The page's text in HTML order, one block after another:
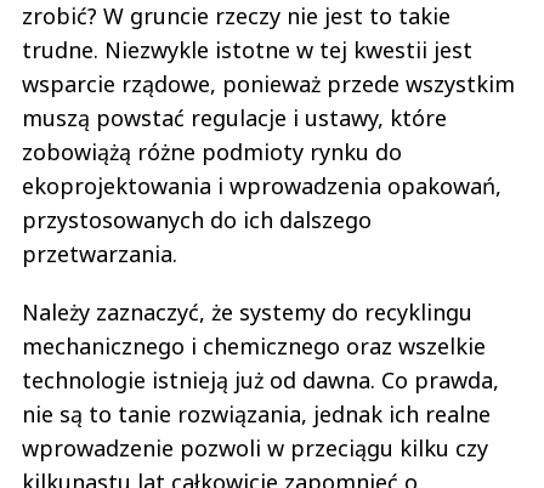
zrobić? W gruncie rzeczy nie jest to takie
trudne. Niezwykle istotne w tej kwestii jest
wsparcie rządowe, ponieważ przede wszystkim
muszą powstać regulacje i ustawy, które
zobowiążą różne podmioty rynku do
ekoprojektowania i wprowadzenia opakowań,
przystosowanych do ich dalszego
przetwarzania.
Należy zaznaczyć, że systemy do recyklingu
mechanicznego i chemicznego oraz wszelkie
technologie istnieją już od dawna. Co prawda,
nie są to tanie rozwiązania, jednak ich realne
wprowadzenie pozwoli w przeciągu kilku czy
kilkunastu lat całkowicie zapomnieć o